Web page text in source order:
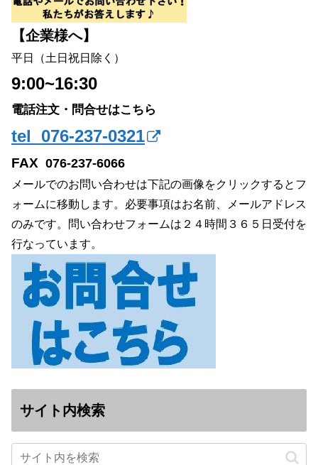
【企業様へ】
平日（土日祝日除く）
9:00~16:30
電話注文・問合せはこちら
tel 076-237-0321
FAX 076-237-6066
メールでのお問い合わせは下記の画像をクリックするとフ
ォームに移動します。必要事項はお名前、メールアドレス
のみです。問い合わせフォームは２４時間３６５日受付を
行なっています。
サイト内検索